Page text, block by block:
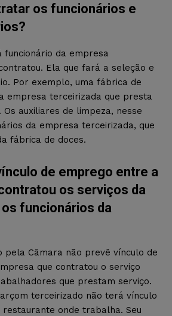
os funcionários e
da empresa
Ela que fará a seleção e
Por exemplo, uma fábrica de
empresa terceirizada que presta
auxiliares de limpeza, nesse
da empresa terceirizada, que
fábrica de doces.
de emprego entre a
os serviços da
funcionários da
pela Câmara não prevê vínculo de
que contratou o serviço
que prestam serviço.
terceirizado não terá vínculo
onde trabalha. Seu